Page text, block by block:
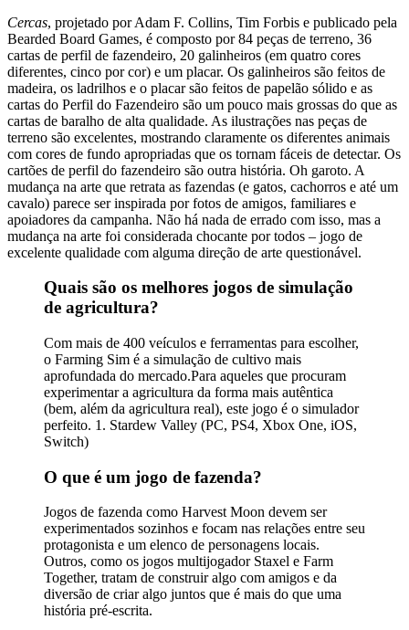
Cercas, projetado por Adam F. Collins, Tim Forbis e publicado pela
Bearded Board Games, é composto por 84 peças de terreno, 36
cartas de perfil de fazendeiro, 20 galinheiros (em quatro cores
diferentes, cinco por cor) e um placar. Os galinheiros são feitos de
madeira, os ladrilhos e o placar são feitos de papelão sólido e as
cartas do Perfil do Fazendeiro são um pouco mais grossas do que as
cartas de baralho de alta qualidade. As ilustrações nas peças de
terreno são excelentes, mostrando claramente os diferentes animais
com cores de fundo apropriadas que os tornam fáceis de detectar. Os
cartões de perfil do fazendeiro são outra história. Oh garoto. A
mudança na arte que retrata as fazendas (e gatos, cachorros e até um
cavalo) parece ser inspirada por fotos de amigos, familiares e
apoiadores da campanha. Não há nada de errado com isso, mas a
mudança na arte foi considerada chocante por todos – jogo de
excelente qualidade com alguma direção de arte questionável.
Quais são os melhores jogos de simulação
de agricultura?
Com mais de 400 veículos e ferramentas para escolher,
o Farming Sim é a simulação de cultivo mais
aprofundada do mercado.Para aqueles que procuram
experimentar a agricultura da forma mais autêntica
(bem, além da agricultura real), este jogo é o simulador
perfeito. 1. Stardew Valley (PC, PS4, Xbox One, iOS,
Switch)
O que é um jogo de fazenda?
Jogos de fazenda como Harvest Moon devem ser
experimentados sozinhos e focam nas relações entre seu
protagonista e um elenco de personagens locais.
Outros, como os jogos multijogador Staxel e Farm
Together, tratam de construir algo com amigos e da
diversão de criar algo juntos que é mais do que uma
história pré-escrita.